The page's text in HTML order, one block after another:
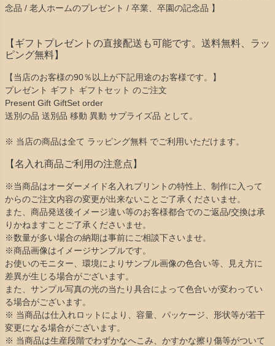
念品 / 老人ホームのプレゼント / 卒業、卒園の記念品 】
【ギフトプレゼントの直接配送も可能です。送料無料、ラッ
ピング無料】
【当店のお客様の90％以上が下記用途のお客様です。】
プレゼント ギフト ギフトセット のご注文
Present Gift GiftSet order
送別の品 送別品 移動 異動 サプライズ品 として。
※ 当店の商品は全て ラッピング無料 でご利用いただけます。
【名入れ商品ご利用の注意点】
※当商品はオーダーメイド名入れプリントの特性上、制作に入って
からのご注文内容の変更が出来ないことご了承くださいませ。
また、商品発送後イメージ違い等のお客様都合でのご返品/交換は承
りかねますことご了承くださいませ。
※数量が多い場合の納期は事前にご相談下さいませ。
※商品画像はイメージサンプルです。
お使いのモニター、環境によりサンプル画像の色合い等、見え方に
差異が生じる場合がございます。
また、サンプル写真の光の当たり具合によって色合いが変わってい
る場合がございます。
※ 当商品は仕入れロットにより、容量、パッケージ、形状等が若干
変更になる場合がございます。
※ 当商品は生産段階でわずかなへこみ、かすかな擦り傷等がついて